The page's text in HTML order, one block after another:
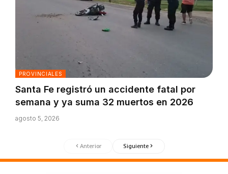
PROVINCIALES
Santa Fe registró un accidente fatal por
semana y ya suma 32 muertos en 2026
agosto 5, 2026
Anterior Siguiente